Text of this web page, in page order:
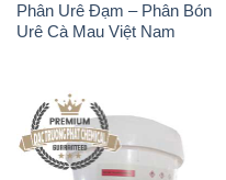
Phân Urê Đạm – Phân Bón
Urê Cà Mau Việt Nam